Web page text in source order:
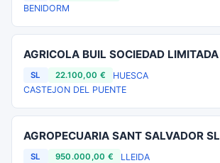
BENIDORM
AGRICOLA BUIL SOCIEDAD LIMITADA
SL 22.100,00 €
HUESCA
CASTEJON DEL PUENTE
AGROPECUARIA SANT SALVADOR SL
SL 950.000,00 €
LLEIDA